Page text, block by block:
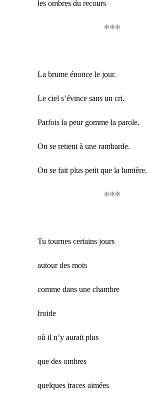
les ombres du recours
∗∗∗
La brume énonce le jour.
Le ciel s’évince sans un cri.
Par­fois la peur gomme la parole.
On se retient à une rambarde.
On se fait plus petit que la lumière.
∗∗∗
Tu tournes cer­tains jours
autour des mots
comme dans une chambre
froide
où il n’y aurait plus
que des ombres
quelques traces aimées